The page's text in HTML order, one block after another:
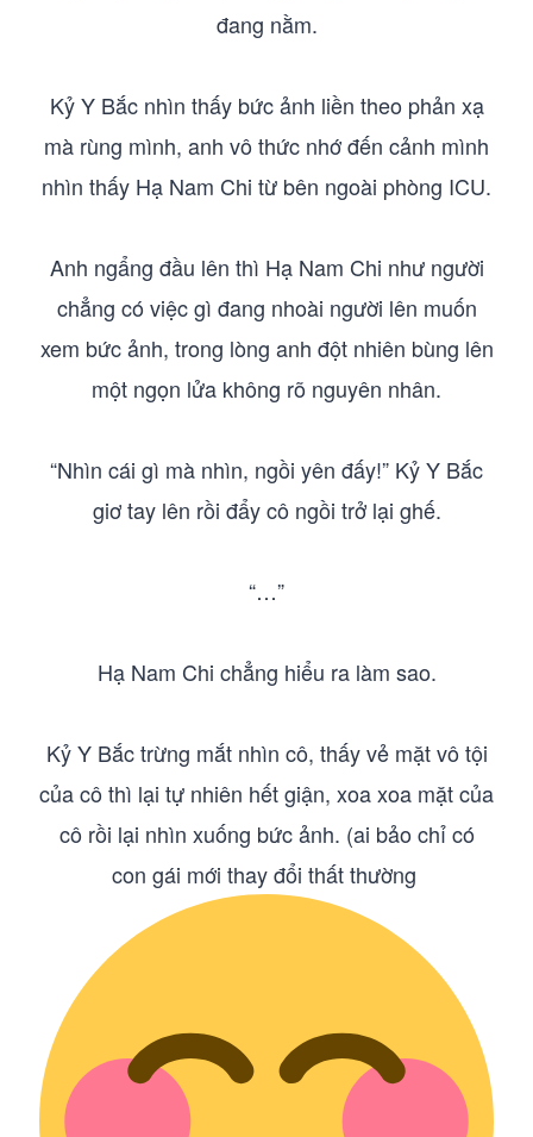
đang nằm.
Kỷ Y Bắc nhìn thấy bức ảnh liền theo phản xạ
mà rùng mình, anh vô thức nhớ đến cảnh mình
nhìn thấy Hạ Nam Chi từ bên ngoài phòng ICU.
Anh ngẩng đầu lên thì Hạ Nam Chi như người
chẳng có việc gì đang nhoài người lên muốn
xem bức ảnh, trong lòng anh đột nhiên bùng lên
một ngọn lửa không rõ nguyên nhân.
“Nhìn cái gì mà nhìn, ngồi yên đấy!” Kỷ Y Bắc
giơ tay lên rồi đẩy cô ngồi trở lại ghế.
“…”
Hạ Nam Chi chẳng hiểu ra làm sao.
Kỷ Y Bắc trừng mắt nhìn cô, thấy vẻ mặt vô tội
của cô thì lại tự nhiên hết giận, xoa xoa mặt của
cô rồi lại nhìn xuống bức ảnh. (ai bảo chỉ có
con gái mới thay đổi thất thường